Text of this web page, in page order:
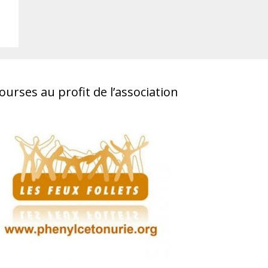
au profit de l’association